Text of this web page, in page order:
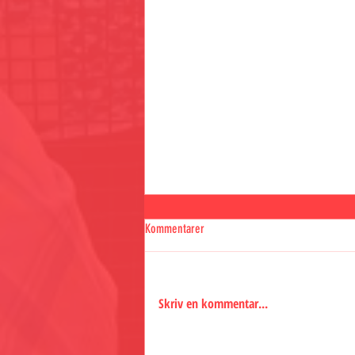
Kommentarer
Skriv en kommentar...